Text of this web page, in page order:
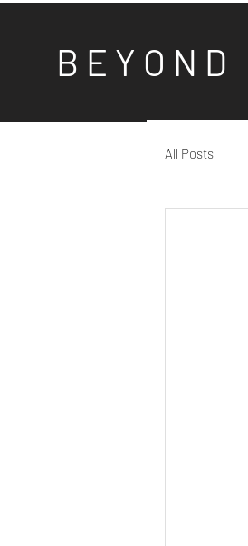
B E Y O N D
All Posts